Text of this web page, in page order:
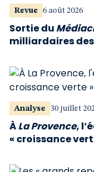
Revue 6 août 2026
Sortie du
milliardaires
Analyse 30 juillet
ÀLa Provence,
« croissance